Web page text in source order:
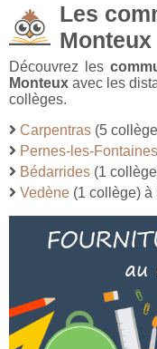
Les
Monteux
Découvrez les
Monteux avec les
collèges.
Carpentras (5
Pernes-les-Fontaines
Bédarrides (1
Vedène (1 collège) à